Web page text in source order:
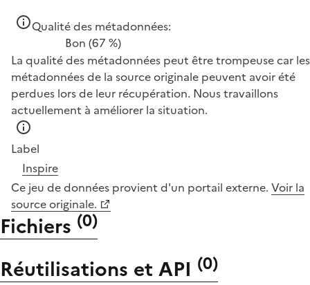
Qualité des métadonnées:
Bon (67 %)
La qualité des métadonnées peut être trompeuse car les
métadonnées de la source originale peuvent avoir été
perdues lors de leur récupération. Nous travaillons
actuellement à améliorer la situation.
Label
Inspire
Ce jeu de données provient d'un portail externe. Voir la
source originale.
Fichiers (0)
Réutilisations et API (0)